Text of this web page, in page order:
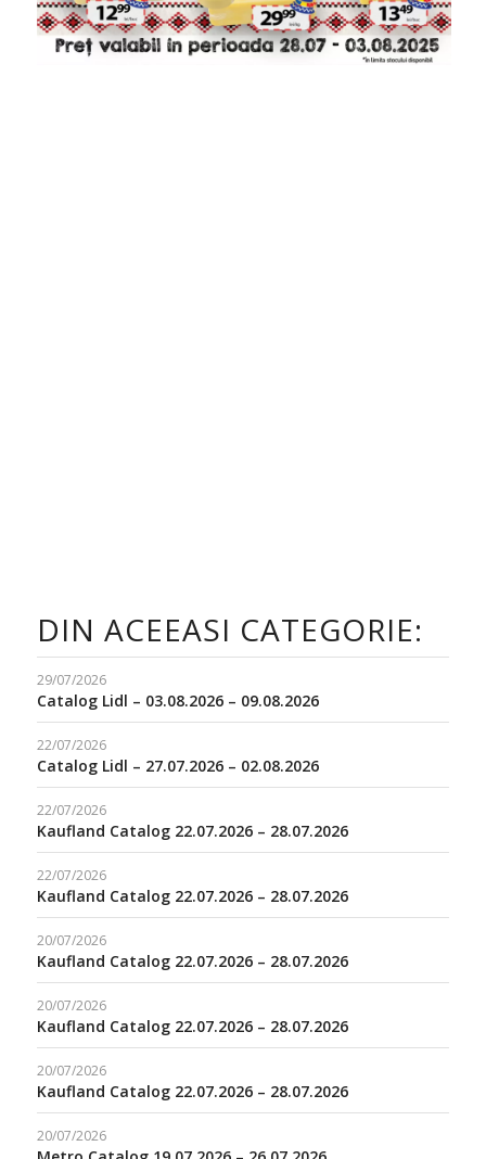
DIN ACEEASI CATEGORIE:
29/07/2026
Catalog Lidl – 03.08.2026 – 09.08.2026
22/07/2026
Catalog Lidl – 27.07.2026 – 02.08.2026
22/07/2026
Kaufland Catalog 22.07.2026 – 28.07.2026
22/07/2026
Kaufland Catalog 22.07.2026 – 28.07.2026
20/07/2026
Kaufland Catalog 22.07.2026 – 28.07.2026
20/07/2026
Kaufland Catalog 22.07.2026 – 28.07.2026
20/07/2026
Kaufland Catalog 22.07.2026 – 28.07.2026
20/07/2026